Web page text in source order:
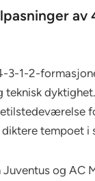
av
3-1-2-
teknisk
tempoet i
Juventus og AC